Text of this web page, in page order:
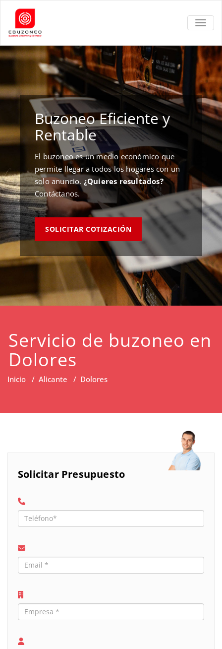
Buzoneo Eficiente y
Rentable
El buzoneo es un medio económico que
permite llegar a todos los hogares con un
solo anuncio. ¿Quieres resultados?
Contáctanos.
SOLICITAR COTIZACIÓN
Servicio de buzoneo en
Dolores
Inicio / Alicante / Dolores
Solicitar Presupuesto